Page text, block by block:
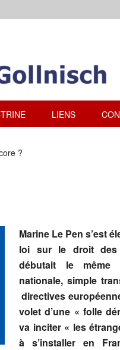
LIENS
?
Marine Le Pen s’est
loi sur le droit des
débutait le même
nationale, simple
directives
volet d’une « folle
va inciter « les
à s’installer en